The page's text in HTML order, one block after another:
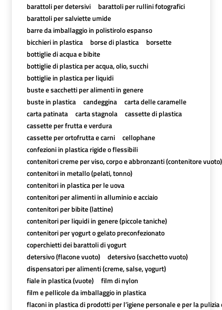
barattoli per detersivi
barattoli per rullini fotografici
barattoli per salviette umide
barre da imballaggio in polistirolo espanso
bicchieri in plastica
borse di plastica
borsette
bottiglie di acqua e bibite
bottiglie di plastica per acqua, olio, succhi
bottiglie in plastica per liquidi
buste e sacchetti per alimenti in genere
buste in plastica
candeggina
carta delle caramelle
carta patinata
carta stagnola
cassette di plastica
cassette per frutta e verdura
cassette per ortofrutta e carni
cellophane
confezioni in plastica rigide o flessibili
contenitori creme per viso, corpo e abbronzanti (contenitore vuoto)
contenitori in metallo (pelati, tonno)
contenitori in plastica per le uova
contenitori per alimenti in alluminio e acciaio
contenitori per bibite (lattine)
contenitori per liquidi in genere (piccole taniche)
contenitori per yogurt o gelato preconfezionato
coperchietti dei barattoli di yogurt
detersivo (flacone vuoto)
detersivo (sacchetto vuoto)
dispensatori per alimenti (creme, salse, yogurt)
fiale in plastica (vuote)
film di nylon
film e pellicole da imballaggio in plastica
flaconi in plastica di prodotti per l’igiene personale e per la pulizia